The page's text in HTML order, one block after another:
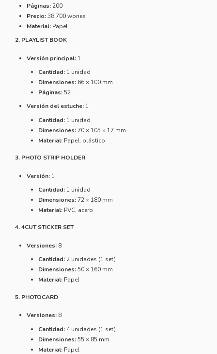
Páginas:200
Precio:38,700 wones
Material: Papel
2. PLAYLIST BOOK
Versión principal: 1
Cantidad: 1 unidad
Dimensiones: 66 × 100 mm
Páginas:52
Versión del estuche: 1
Cantidad: 1 unidad
Dimensiones:70 × 105 × 17 mm
Material: Papel, plástico
3. PHOTO STRIP HOLDER
Versión: 1
Cantidad: 1 unidad
Dimensiones:72 × 180 mm
Material: PVC, acero
4. 4CUT STICKER SET
Versiones: 8
Cantidad:2 unidades (1 set)
Dimensiones:50 × 160 mm
Material: Papel
5. PHOTOCARD
Versiones: 8
Cantidad: 4 unidades (1 set)
Dimensiones:55 × 85 mm
Material: Papel